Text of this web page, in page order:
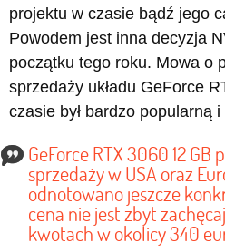
projektu w czasie bądź jego
Powodem jest inna decyzja
początku tego roku. Mowa o
sprzedaży układu GeForce
czasie był bardzo popularną
GeForce RTX 3060 12 GB
sprzedaży w USA oraz
odnotowano jeszcze
cena nie jest zbyt
kwotach w okolicy 340